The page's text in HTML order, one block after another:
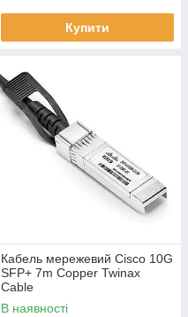
Купити
Кабель мережевий Cisco 10G
SFP+ 7m Copper Twinax
Cable
В наявності